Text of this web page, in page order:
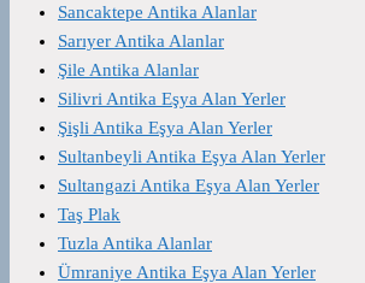
Sancaktepe Antika Alanlar
Sarıyer Antika Alanlar
Şile Antika Alanlar
Silivri Antika Eşya Alan Yerler
Şişli Antika Eşya Alan Yerler
Sultanbeyli Antika Eşya Alan Yerler
Sultangazi Antika Eşya Alan Yerler
Taş Plak
Tuzla Antika Alanlar
Ümraniye Antika Eşya Alan Yerler